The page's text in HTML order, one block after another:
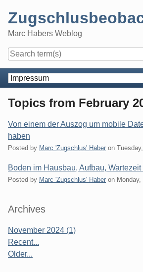
content
Marc Habers Weblog
Navigation
Topics from February
Von einem der Auszog um mobile
haben
Posted by Marc 'Zugschlus' Haber on
Boden im Hausbau, Aufbau,
Posted by Marc 'Zugschlus' Haber on
Sidebar
Archives
November 2024 (1)
Recent...
Older...